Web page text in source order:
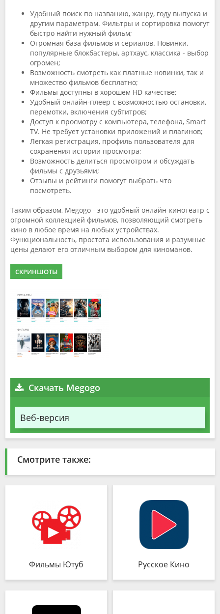
Удобный поиск по названию, жанру, году выпуска и
другим параметрам. Фильтры и сортировка помогут
быстро найти нужный фильм;
Огромная база фильмов и сериалов. Новинки,
популярные блокбастеры, артхаус, классика - выбор
огромен;
Возможность смотреть как платные новинки, так и
множество фильмов бесплатно;
Фильмы доступны в хорошем HD качестве;
Удобный онлайн-плеер с возможностью остановки,
перемотки, включения субтитров;
Доступ к просмотру с компьютера, телефона, Smart
TV. Не требует установки приложений и плагинов;
Легкая регистрация, профиль пользователя для
сохранения истории просмотра;
Возможность делиться просмотром и обсуждать
фильмы с друзьями;
Отзывы и рейтинги помогут выбрать что
посмотреть.
Таким образом, Megogo - это удобный онлайн-кинотеатр с
огромной коллекцией фильмов, позволяющий смотреть
кино в любое время на любых устройствах.
Функциональность, простота использования и разумные
цены делают его отличным выбором для киноманов.
СКРИНШОТЫ
Скачать Megogo
Веб-версия
Смотрите также:
Фильмы Ютуб Русское Кино